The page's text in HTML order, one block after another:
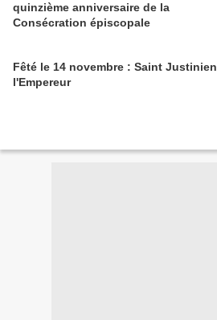
quinzième anniversaire de la
Consécration épiscopale
Fêté le 14 novembre : Saint Justinien
l'Empereur